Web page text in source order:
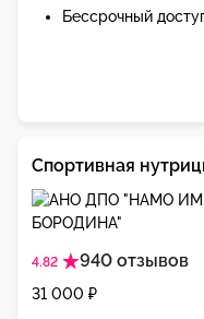
Бессрочный
4.82 940 отзывов
Спортивная
31 000 ₽